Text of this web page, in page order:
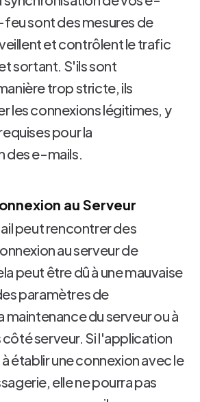
sont des mesures de
et contrôlent le trafic
sortant. S'ils sont
trop stricte, ils
les connexions légitimes, y
pour la
des e-mails.
au Serveur
peut rencontrer des
au serveur de
peut être dû à une mauvaise
paramètres de
maintenance du serveur ou à
serveur. Si l'application
établir une connexion avec le
elle ne pourra pas